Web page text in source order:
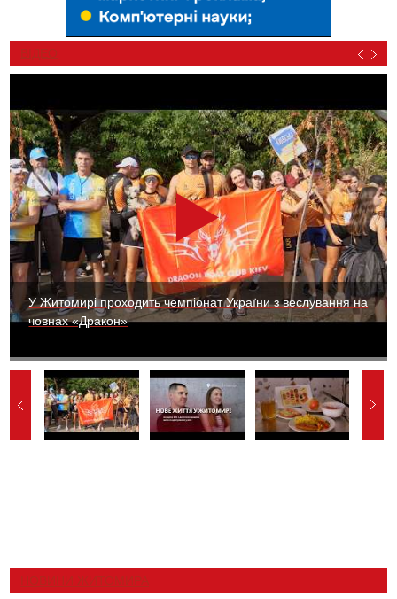
ВІДЕО
У Житомирі проходить чемпіонат України з веслування на
човнах «Дракон»
НОВИНИ ЖИТОМИРА